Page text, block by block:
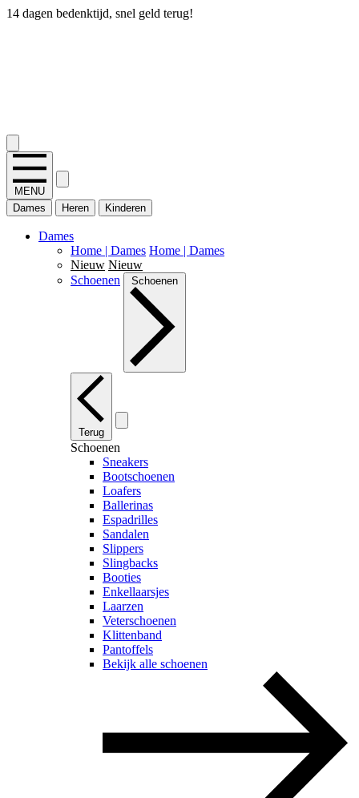
14 dagen bedenktijd, snel geld terug!
MENU
Dames
Heren Kinderen
Dames
Home | Dames Home | Dames
Nieuw Nieuw
Schoenen
Schoenen
Terug
Schoenen
Sneakers
Bootschoenen
Loafers
Ballerinas
Espadrilles
Sandalen
Slippers
Slingbacks
Booties
Enkellaarsjes
Laarzen
Veterschoenen
Klittenband
Pantoffels
Bekijk alle schoenen